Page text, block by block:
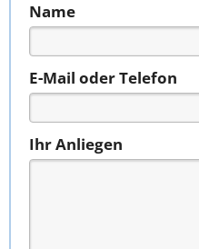
Name
E-Mail oder Telefon
Ihr Anliegen